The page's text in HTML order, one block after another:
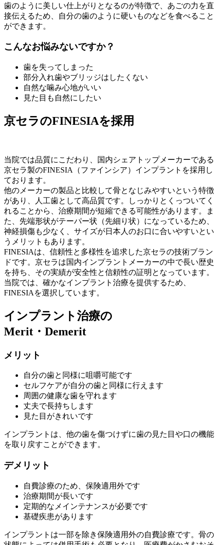
歯のように美しい仕上がりとなるのが特徴で、あごの力を直
接伝えるため、自分の歯のように硬いものなどを食べること
ができます。
こんなお悩みないですか？
歯を失ってしまった
部分入れ歯やブリッジはしたくない
自然な噛み心地がいい
見た目も自然にしたい
京セラのFINESIAを採用
当院では品質にこだわり、国内シェアトップメーカーである
京セラ製のFINESIA（ファインシア）インプラントを採用し
ております。
他のメーカーの製品と比較して骨となじみやすいという特徴
があり、人工歯として高品質です。しっかりとくっついてく
れることから、治療期間が短縮できる可能性があります。ま
た、先端形状がテーパー状（先細り状）になっているため、
神経損傷も少なく、サイズが日本人のお口に合いやすいとい
うメリットもあります。
FINESIAは、信頼性と多様性を追求した京セラの技術ブラン
ドです。京セラは国内インプラントメーカーの中で長い歴史
を持ち、その実績が安全性と信頼性の証明となっています。
当院では、確かなインプラント治療を提供するため、
FINESIAを選択しています。
インプラント治療の
Merit・Demerit
メリット
自分の歯と同様に咀嚼可能です
セルフケアが自分の歯と同様に行えます
周囲の健康な歯を守れます
丈夫で長持ちします
見た目がきれいです
インプラントは、他の歯を傷つけずに歯の見た目や口の機能
を取り戻すことができます。
デメリット
自費診療のため、保険適用外です
治療期間が長いです
定期的なメインテナンスが必要です
基礎疾患があります
インプラントは一部を除き保険適用外の自費診療です。骨の